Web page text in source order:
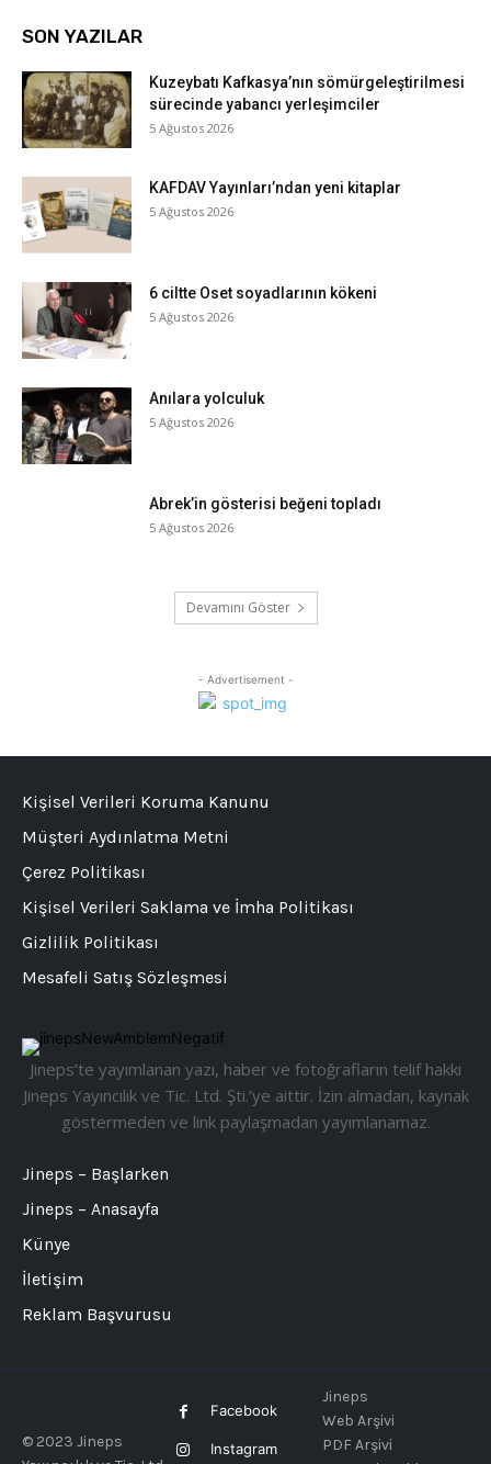
SON YAZILAR
Kuzeybatı Kafkasya’nın sömürgeleştirilmesi
sürecinde yabancı yerleşimciler
5 Ağustos 2026
KAFDAV Yayınları’ndan yeni kitaplar
5 Ağustos 2026
6 ciltte Oset soyadlarının kökeni
5 Ağustos 2026
Anılara yolculuk
5 Ağustos 2026
Abrek’in gösterisi beğeni topladı
5 Ağustos 2026
Devamını Göster
- Advertisement -
Jineps’te yayımlanan yazı, haber ve fotoğrafların telif hakkı
Jineps Yayıncılık ve Tic. Ltd. Şti.’ye aittir. İzin almadan, kaynak
göstermeden ve link paylaşmadan yayımlanamaz.
Jineps – Başlarken
Jineps – Anasayfa
Künye
İletişim
Reklam Başvurusu
Kişisel Verileri Koruma Kanunu
Müşteri Aydınlatma Metni
Çerez Politikası
Kişisel Verileri Saklama ve İmha Politikası
Gizlilik Politikası
Mesafeli Satış Sözleşmesi
© 2023 Jineps
Facebook
Instagram
Jineps
Web Arşivi
PDF Arşivi